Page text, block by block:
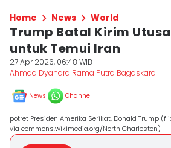
Home News World
Trump Batal Kirim
untuk Temui Iran
27 Apr 2026, 06:48 WIB
Ahmad Dyandra Rama Putra Bagaskara
News Channel
potret Presiden Amerika Serikat, Donald Trump
via commons.wikimedia.org/North Charleston)